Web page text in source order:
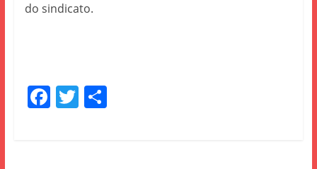
do sindicato.
F T S